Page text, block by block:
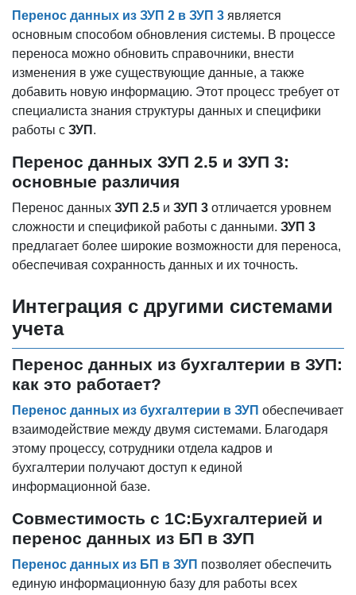
Перенос данных из ЗУП 2 в ЗУП 3 является
основным способом обновления системы. В процессе
переноса можно обновить справочники, внести
изменения в уже существующие данные, а также
добавить новую информацию. Этот процесс требует от
специалиста знания структуры данных и специфики
работы с ЗУП .
Перенос данных ЗУП 2.5 и ЗУП 3:
основные различия
Перенос данных ЗУП 2.5 и ЗУП 3 отличается уровнем
сложности и спецификой работы с данными. ЗУП 3
предлагает более широкие возможности для переноса,
обеспечивая сохранность данных и их точность.
Интеграция с другими системами
учета
Перенос данных из бухгалтерии в ЗУП:
как это работает?
Перенос данных из бухгалтерии в ЗУП обеспечивает
взаимодействие между двумя системами. Благодаря
этому процессу, сотрудники отдела кадров и
бухгалтерии получают доступ к единой
информационной базе.
Совместимость с 1С:Бухгалтерией и
перенос данных из БП в ЗУП
Перенос данных из БП в ЗУП позволяет обеспечить
единую информационную базу для работы всех